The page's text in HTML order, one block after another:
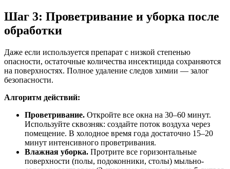
Шаг 3: Проветривание и уборка после
обработки
Даже если используется препарат с низкой степенью
опасности, остаточные количества инсектицида сохраняются
на поверхностях. Полное удаление следов химии — залог
безопасности.
Алгоритм действий:
Проветривание. Откройте все окна на 30–60 минут.
Используйте сквозняк: создайте поток воздуха через
помещение. В холодное время года достаточно 15–20
минут интенсивного проветривания.
Влажная уборка. Протрите все горизонтальные
поверхности (полы, подоконники, столы) мыльно-